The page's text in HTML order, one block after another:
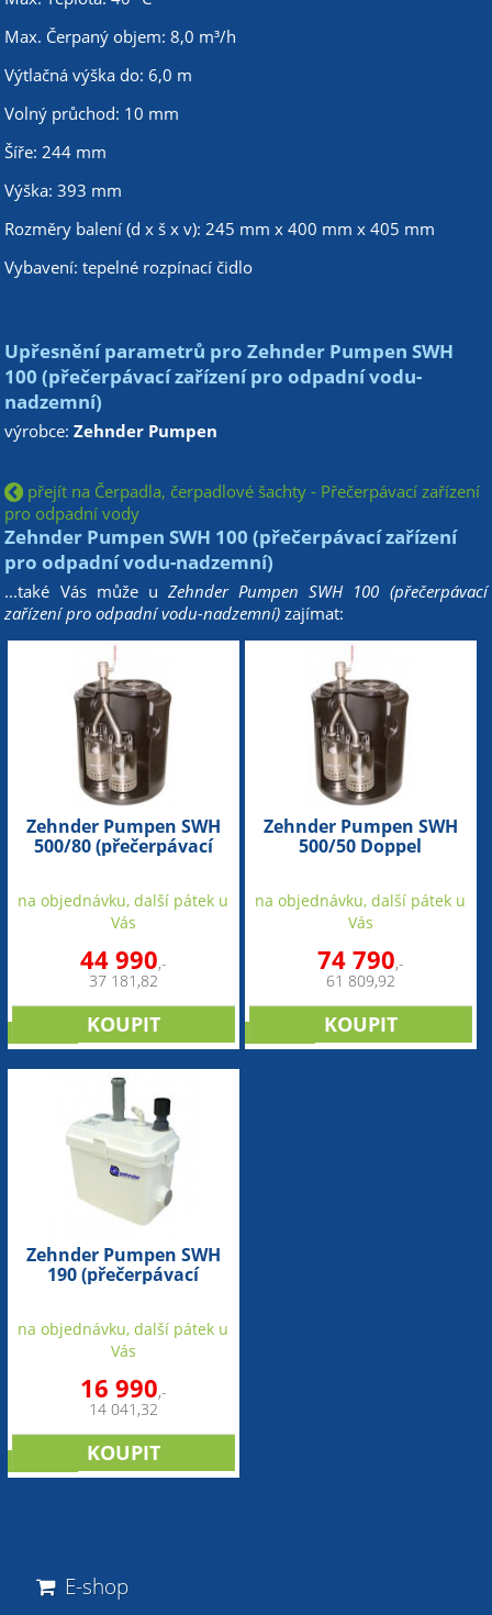
Max. Čerpaný objem: 8,0 m³/h
Výtlačná výška do: 6,0 m
Volný průchod: 10 mm
Šíře: 244 mm
Výška: 393 mm
Rozměry balení (d x š x v): 245 mm x 400 mm x 405 mm
Vybavení: tepelné rozpínací čidlo
Upřesnění parametrů pro Zehnder Pumpen SWH
100 (přečerpávací zařízení pro odpadní vodu-
nadzemní)
výrobce:Zehnder Pumpen
přejít na Čerpadla, čerpadlové šachty - Přečerpávací zařízení
pro odpadní vody
Zehnder Pumpen SWH 100 (přečerpávací zařízení
pro odpadní vodu-nadzemní)
...také Vás může u Zehnder Pumpen SWH 100 (přečerpávací
zařízení pro odpadní vodu-nadzemní) zajímat:
Zehnder Pumpen SWH
500/80 (přečerpávací
na objednávku, další pátek u
Vás
44 990,-
37 181,82
Zehnder Pumpen SWH
500/50 Doppel
na objednávku, další pátek u
Vás
74 790,-
61 809,92
Zehnder Pumpen SWH
190 (přečerpávací
na objednávku, další pátek u
Vás
16 990,-
14 041,32
E-shop